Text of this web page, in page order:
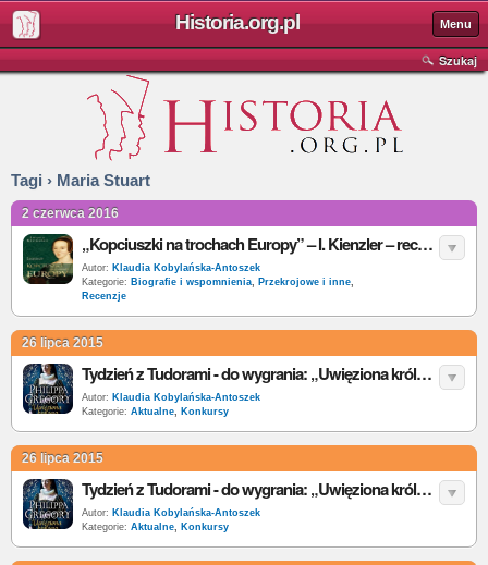
Historia.org.pl Menu
Szukaj
Tagi › Maria Stuart
2 czerwca 2016
„Kopciuszki na trochach Europy” – I. Kienzler – recenzja
Autor: Klaudia Kobylańska-Antoszek
Kategorie: Biografie i wspomnienia, Przekrojowe i inne,
Recenzje
26 lipca 2015
Tydzień z Tudorami - do wygrania: „Uwięziona królowa” [wyniki]
Autor: Klaudia Kobylańska-Antoszek
Kategorie: Aktualne, Konkursy
26 lipca 2015
Tydzień z Tudorami - do wygrania: „Uwięziona królowa”
Autor: Klaudia Kobylańska-Antoszek
Kategorie: Aktualne, Konkursy